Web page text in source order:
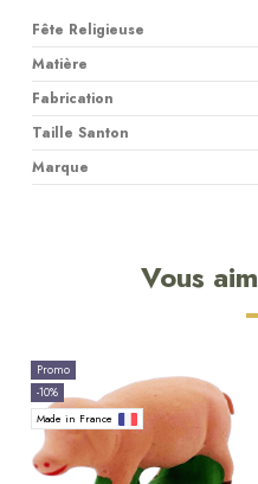
Fête Religieuse
Matière
Fabrication
Taille Santon
Marque
Vous
Promo
-10%
Made in France